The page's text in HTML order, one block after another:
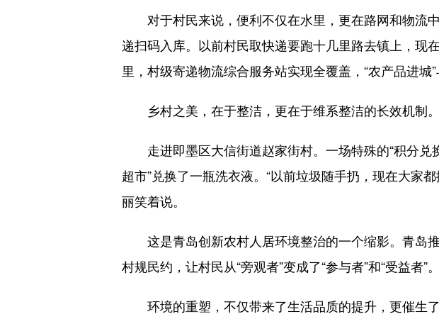
对于村民来说，便利不仅在水里，更在路网和物流
递扫码入库。以前村民取快递要跑十几里路去镇上，现
里，村级寄递物流综合服务站实现全覆盖，“农产品进城”
乡村之美，在于整洁，更在于维系整洁的长效机制。
走进即墨区大信街道赵家街村。一场特殊的“积分兑
超市”兑换了一瓶洗衣液。“以前垃圾随手扔，现在大家
丽笑着说。
这是青岛创新农村人居环境整治的一个缩影。青岛推
村规民约，让村民从“旁观者”变成了“参与者”和“受益者”。
环境的重塑，不仅带来了生活品质的提升，更催生